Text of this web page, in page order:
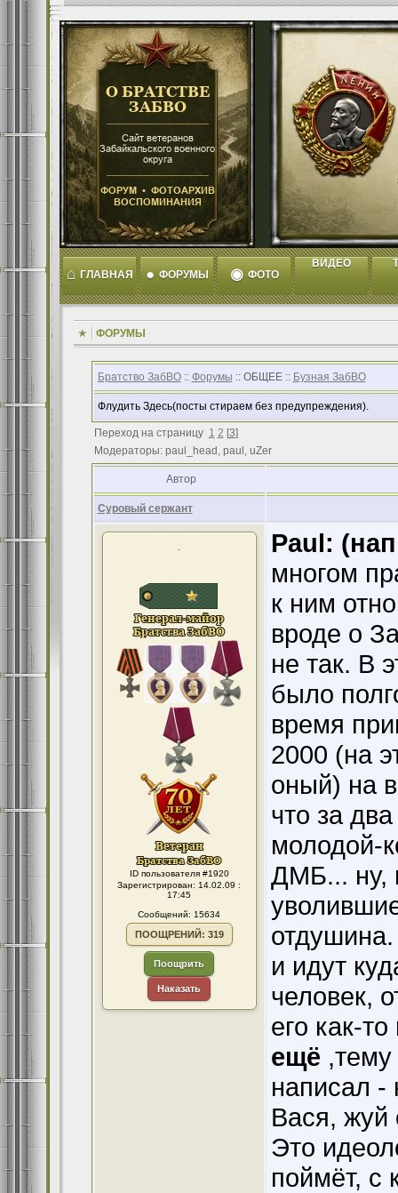
⌂ ГЛАВНАЯ ● ФОРУМЫ ◉ ФОТО
ВИДЕО
ФОРУМЫ
Братство ЗабВО:: Форумы :: ОБЩЕЕ :: Бузная ЗабВО
Флудить Здесь(посты стираем без предупреждения).
Переход на страницу 1 2 [3]
Модераторы: paul_head, paul, uZer
Автор
Суровый сержант
.
ID пользователя #1920
Зарегистрирован: 14.02.09 :
17:45
Сообщений: 15634
ПООЩРЕНИЙ: 319
Поощрить
Наказать
Paul:
многом
к ним
вроде о
не так. В
было
время
2000 (на
оный) на
что за
молодой-
ДМБ... ну,
и идут
человек,
его как-
ещё
написал -
Вася, жуй
Это
поймёт, с